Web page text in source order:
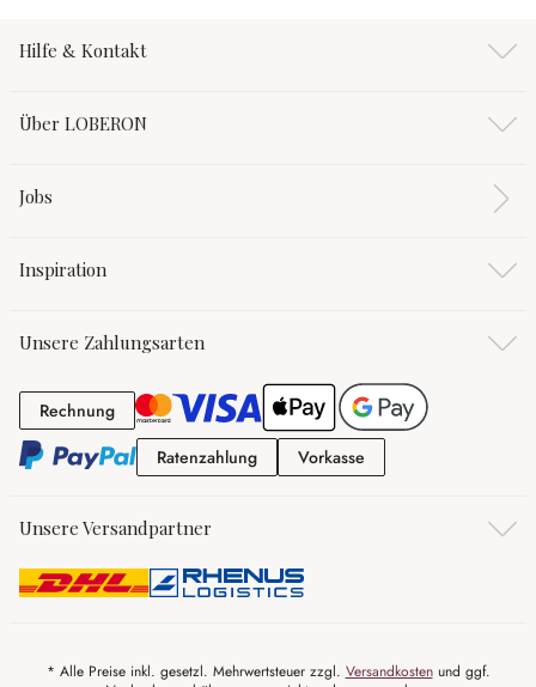
Hilfe & Kontakt
Über LOBERON
Jobs
Inspiration
Unsere Zahlungsarten
RechnungRechnung
RatenzahlungRatenzahlung
Vorkasse
Unsere Versandpartner
* Alle Preise inkl. gesetzl. Mehrwertsteuer zzgl. Versandkostenund ggf.